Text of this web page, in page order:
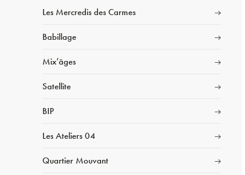
Les Mercredis des Carmes
Babillage
Mix’âges
Satellite
BIP
Les Ateliers 04
Quartier Mouvant